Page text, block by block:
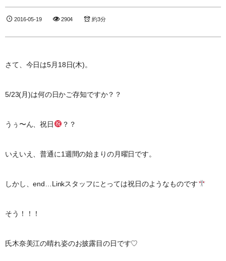
2016-05-19 2904 約3分
さて、今日は5月18日(木)。
5/23(月)は何の日かご存知ですか？？
うぅ〜ん、祝日 ？？
いえいえ、普通に1週間の始まりの月曜日です。
しかし、end…Linkスタッフにとっては祝日のようなものです
そう！！！
氏木奈美江の晴れ姿のお披露目の日です♡